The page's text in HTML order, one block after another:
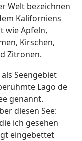
Welt bezeichnen
Kaliforniens
wie Äpfeln,
Kirschen,
Zitronen.
Seengebiet
Lago de
genannt.
diesen See:
ich gesehen
eingebettet